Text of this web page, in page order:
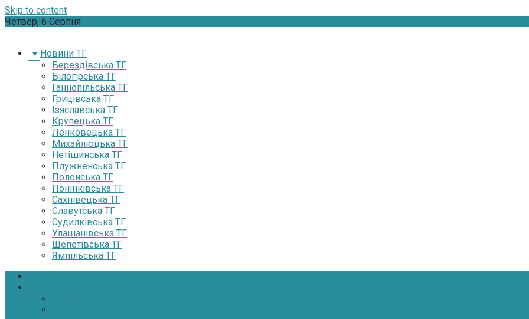
Skip to content
Четвер, 6 Серпня
Новини ТГ
Берездівська ТГ
Білогірська ТГ
Ганнопільська ТГ
Грицівська ТГ
Ізяславська ТГ
Крупецька ТГ
Ленковецька ТГ
Михайлюцька ТГ
Нетішинська ТГ
Плужненська ТГ
Полонська ТГ
Понінківська ТГ
Сахнівецька ТГ
Славутська ТГ
Судилківська ТГ
Улашанівська ТГ
Шепетівська ТГ
Ямпільська ТГ